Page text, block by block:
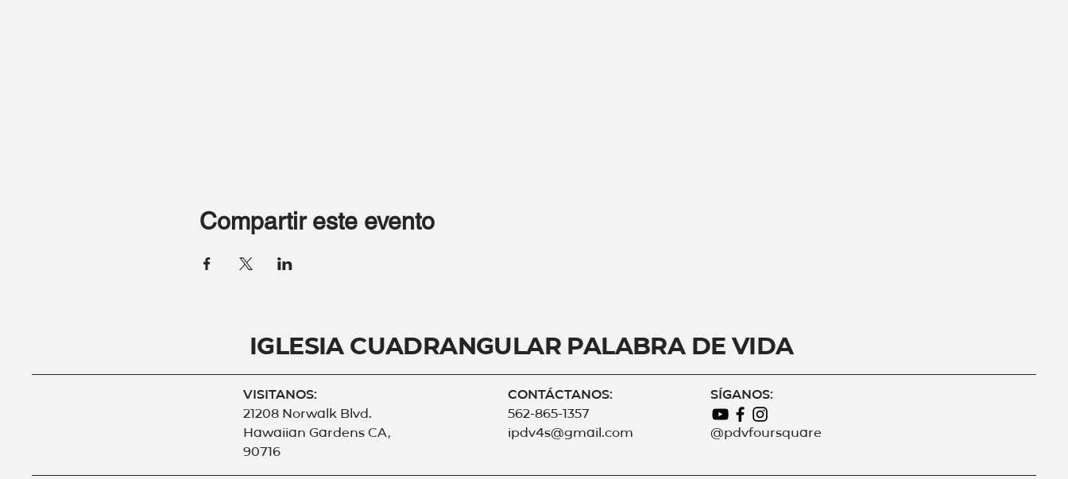
Compartir este evento
Iglesia Cuadrangular Palabra de Vida
VISITANOS:
21208 Norwalk Blvd.
Hawaiian Gardens CA,
90716
CONTÁCTANOS:
562-865-1357
ipdv4s@gmail.com
SÍGANOS:
@pdvfoursquare